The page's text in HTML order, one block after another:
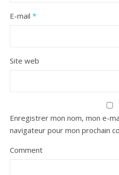
E-mail *
Site web
Enregistrer mon nom, mon e-
navigateur pour mon prochain
Comment